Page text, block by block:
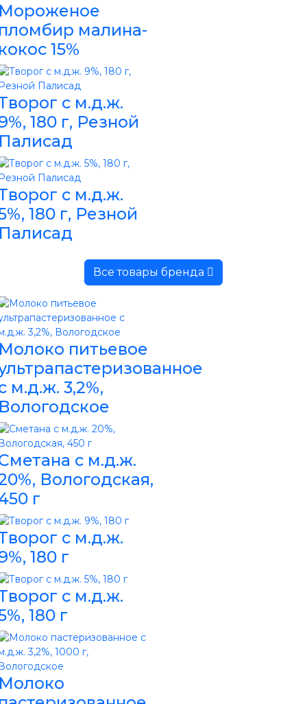
малина-
15%
с м.д.ж.
180 г, Резной
с м.д.ж.
180 г, Резной
Все товары бренда
питьевое
м.д.ж. 3,2%,
с м.д.ж.
Вологодская,
г
с м.д.ж.
180 г
с м.д.ж.
180 г